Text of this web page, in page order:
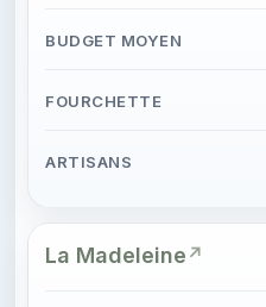
La Madeleine